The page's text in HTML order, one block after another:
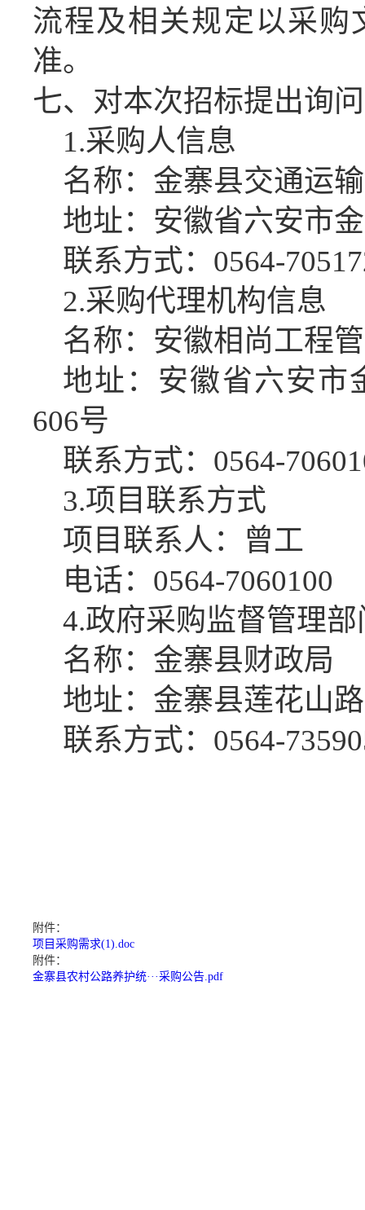
流程及相关规定以采购
准。
七、对本次招标提出询
1.采购人信息
名称： 金寨县交通运
地址： 安徽省六安市
联系方式： 0564-
2.采购代理机构信息
名称： 安徽相尚工程
地址： 安徽省六安市
606号
联系方式： 0564-
3.项目联系方式
项目联系人： 曾工
电话： 0564-7060100
4.政府采购监督管理部
名称：金寨县财政局
地址：金寨县莲花山路
联系方式： 0564-
附件：
项目采购需求(1).doc
附件：
金寨县农村公路养护统···采购公告.pdf